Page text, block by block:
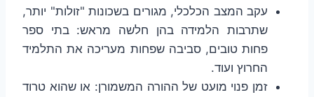
עקב המצב הכלכלי, מגורים בשכונות "זולות" יותר,
שתרבות הלמידה בהן חלשה מראש: בתי ספר
פחות טובים, סביבה שפחות מעריכה את התלמיד
החרוץ ועוד.
זמן פנוי מועט של ההורה המשמורן: או שהוא טרוד